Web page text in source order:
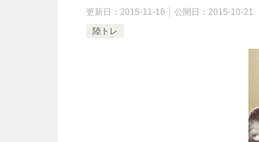
更新日： 2015-11-16 公開日： 2015-10-21
陸トレ